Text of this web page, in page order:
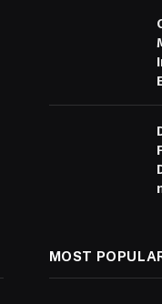
MOST